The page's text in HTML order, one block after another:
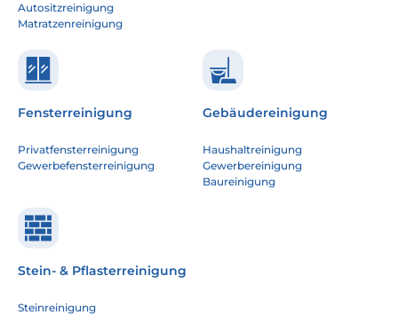
Autositzreinigung
Matratzenreinigung
Fensterreinigung
Privatfensterreinigung
Gewerbefensterreinigung
Gebäudereinigung
Haushaltreinigung
Gewerbereinigung
Baureinigung
Stein- & Pflasterreinigung
Steinreinigung